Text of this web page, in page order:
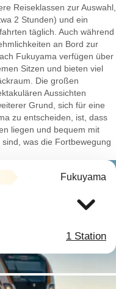
Reiseklassen zur Auswahl,
2 Stunden) und ein
täglich. Auch während
an Bord zur
Fukuyama verfügen über
Sitzen und bieten viel
Die großen
Aussichten
Grund, sich für eine
zu entscheiden, ist, dass
liegen und bequem mit
was die Fortbewegung
Fukuyama
1 Station